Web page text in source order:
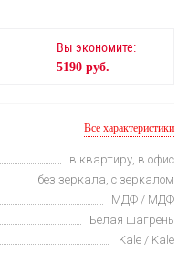
Вы экономите:
5190 руб.
Все характеристики
в квартиру, в офис
без зеркала, с зеркалом
МДФ / МДФ
Белая шагрень
Kale / Kale